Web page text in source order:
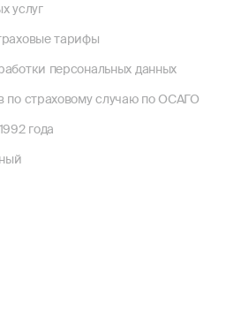
услуг
тарифы
персональных данных
по страховому случаю по ОСАГО
года